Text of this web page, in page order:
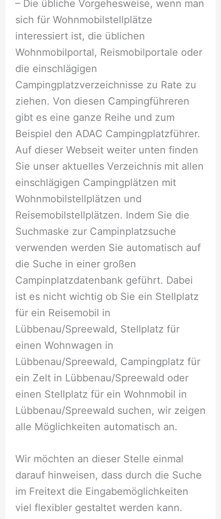
– Die übliche Vorgehesweise, wenn man
sich für Wohnmobilstellplätze
interessiert ist, die üblichen
Wohnmobilportal, Reismobilportale oder
die einschlägigen
Campingplatzverzeichnisse zu Rate zu
ziehen. Von diesen Campingführeren
gibt es eine ganze Reihe und zum
Beispiel den ADAC Campingplatzführer.
Auf dieser Webseit weiter unten finden
Sie unser aktuelles Verzeichnis mit allen
einschlägigen Campingplätzen mit
Wohnmobilstellplätzen und
Reisemobilstellplätzen. Indem Sie die
Suchmaske zur Campinplatzsuche
verwenden werden Sie automatisch auf
die Suche in einer großen
Campinplatzdatenbank geführt. Dabei
ist es nicht wichtig ob Sie ein Stellplatz
für ein Reisemobil in
Lübbenau/Spreewald, Stellplatz für
einen Wohnwagen in
Lübbenau/Spreewald, Campingplatz für
ein Zelt in Lübbenau/Spreewald oder
einen Stellplatz für ein Wohnmobil in
Lübbenau/Spreewald suchen, wir zeigen
alle Möglichkeiten automatisch an.
Wir möchten an dieser Stelle einmal
darauf hinweisen, dass durch die Suche
im Freitext die Eingabemöglichkeiten
viel flexibler gestaltet werden kann.